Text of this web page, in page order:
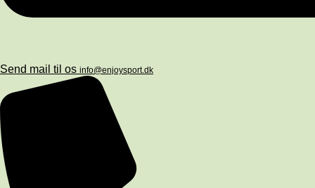
Send mail til os info@enjoysport.dk